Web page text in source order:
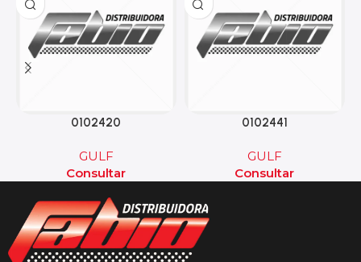
0102420
GULF
Consultar
0102441
GULF
Consultar